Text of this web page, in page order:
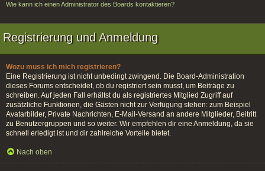
Wie kann ich einen Administrator des Boards kontaktieren?
Registrierung und Anmeldung
Wozu muss ich mich registrieren?
Eine Registrierung ist nicht unbedingt zwingend. Die Board-Administration
dieses Forums entscheidet, ob du registriert sein musst, um Beiträge zu
schreiben. Auf jeden Fall erhältst du als registriertes Mitglied Zugriff auf
zusätzliche Funktionen, die Gästen nicht zur Verfügung stehen: zum Beispiel
Avatarbilder, Private Nachrichten, E-Mail-Versand an andere Mitglieder, Beitritt
zu Benutzergruppen und so weiter. Wir empfehlen dir eine Anmeldung, da sie
schnell erledigt ist und dir zahlreiche Vorteile bietet.
Nach oben